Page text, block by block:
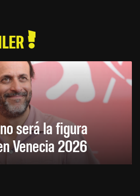
será la figura
Venecia 2026